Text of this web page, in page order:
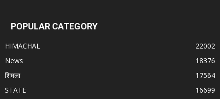
POPULAR CATEGORY
HIMACHAL
22002
News
18376
शिमला
17564
STATE
16699